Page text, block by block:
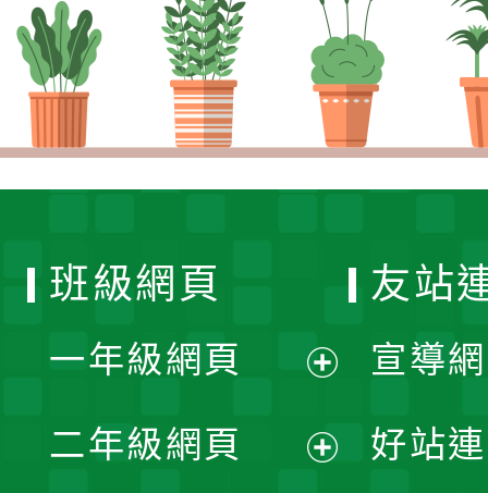
班級網頁
一年級網頁
開
二年級網頁
友站
宣導
好站